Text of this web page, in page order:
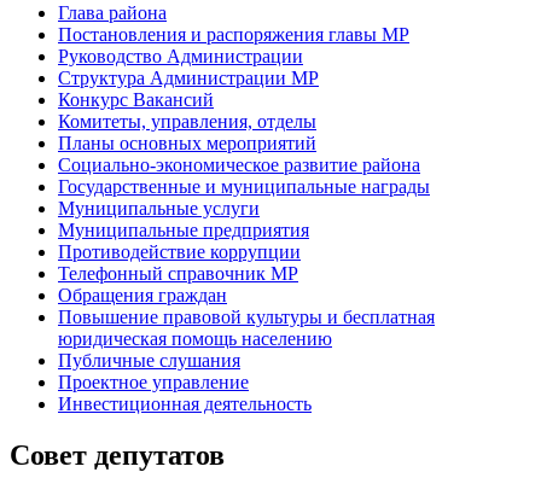
Глава района
Постановления и распоряжения главы МР
Руководство Администрации
Структура Администрации МР
Конкурс Вакансий
Комитеты, управления, отделы
Планы основных мероприятий
Социально-экономическое развитие района
Государственные и муниципальные награды
Муниципальные услуги
Муниципальные предприятия
Противодействие коррупции
Телефонный справочник МР
Обращения граждан
Повышение правовой культуры и бесплатная
юридическая помощь населению
Публичные слушания
Проектное управление
Инвестиционная деятельность
Совет депутатов